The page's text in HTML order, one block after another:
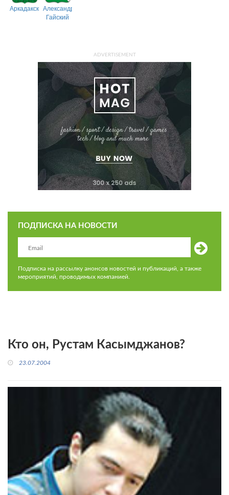
АркадакскийАлександрово-
Гайский
ADVERTISEMENT
ПОДПИСКА НА НОВОСТИ
Подписка на рассылку анонсов новостей и публикаций, а также
мероприятий, проводимых компанией.
Кто он, Рустам Касымджанов?
23.07.2004